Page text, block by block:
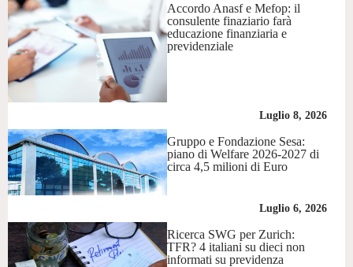
Accordo Anasf e Mefop: il
consulente finaziario farà
educazione finanziaria e
previdenziale
Luglio 8, 2026
Gruppo e Fondazione Sesa:
piano di Welfare 2026-2027 di
circa 4,5 milioni di Euro
Luglio 6, 2026
Ricerca SWG per Zurich:
TFR? 4 italiani su dieci non
informati su previdenza